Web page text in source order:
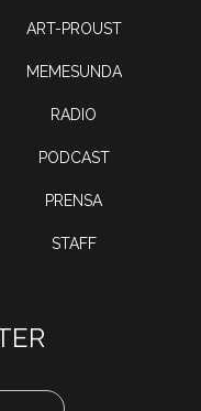
ART-PROUST
MEMESUNDA
RADIO
PODCAST
PRENSA
STAFF